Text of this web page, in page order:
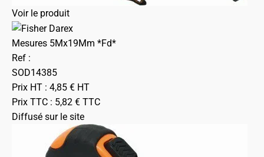
Voir le produit
Mesures 5Mx19Mm *Fd*
Ref :
SOD14385
Prix HT : 4,85 € HT
Prix TTC : 5,82 € TTC
Diffusé sur le site